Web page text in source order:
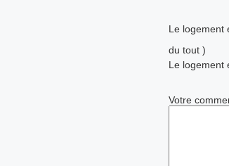
Le logement
du tout )
Le logement
Votre